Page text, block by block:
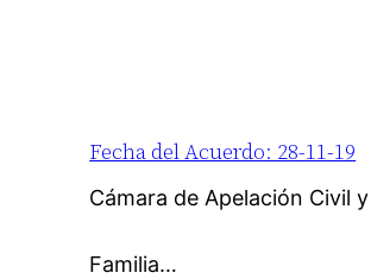
Fecha del Acuerdo: 28-11-19
Cámara de
Juzgado
Familia…